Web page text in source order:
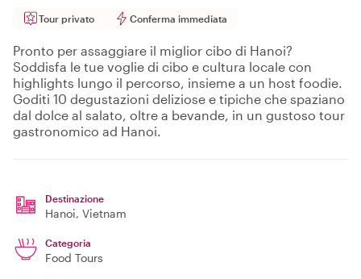
Tour privato Conferma immediata
Pronto per assaggiare il miglior cibo di Hanoi?
Soddisfa le tue voglie di cibo e cultura locale con
highlights lungo il percorso, insieme a un host foodie.
Goditi 10 degustazioni deliziose e tipiche che spaziano
dal dolce al salato, oltre a bevande, in un gustoso tour
gastronomico ad Hanoi.
Destinazione
Hanoi, Vietnam
Categoria
Food Tours